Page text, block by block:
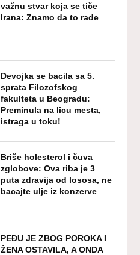
važnu stvar koja se tiče
Irana: Znamo da to rade
Devojka se bacila sa 5.
sprata Filozofskog
fakulteta u Beogradu:
Preminula na licu mesta,
istraga u toku!
Briše holesterol i čuva
zglobove: Ova riba je 3
puta zdravija od lososa, ne
bacajte ulje iz konzerve
PEĐU JE ZBOG POROKA I
ŽENA OSTAVILA, A ONDA